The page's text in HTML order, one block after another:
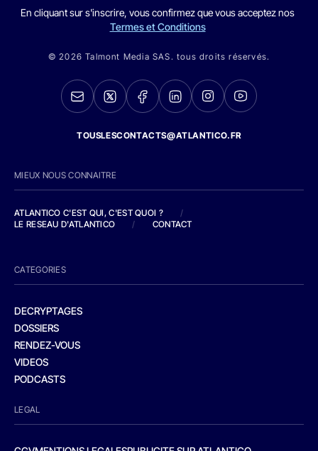
En cliquant sur s'inscrire, vous confirmez que vous acceptez nos
Termes et Conditions
© 2026 Talmont Media SAS. tous droits réservés.
TOUSLESCONTACTS@ATLANTICO.FR
MIEUX NOUS CONNAITRE
ATLANTICO C'EST QUI, C'EST QUOI ?
/
LE RESEAU D'ATLANTICO
/ CONTACT
CATEGORIES
DECRYPTAGES
DOSSIERS
RENDEZ-VOUS
VIDEOS
PODCASTS
LEGAL